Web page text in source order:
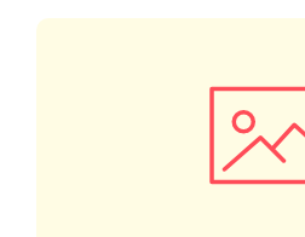
COMPOTAS E GELEIAS